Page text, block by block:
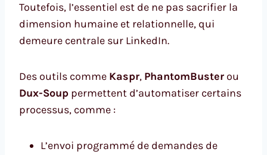
Toutefois, l’essentiel est de ne pas sacrifier la
dimension humaine et relationnelle, qui
demeure centrale sur LinkedIn.
Des outils comme Kaspr, PhantomBuster ou
Dux-Soup permettent d’automatiser certains
processus, comme :
L’envoi programmé de demandes de